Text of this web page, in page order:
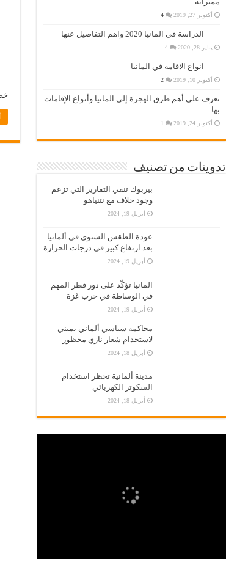
أكتوبر 27, 2019 4
الدراسة في المانيا 2020 واهم التفاصيل عنها
يناير 28, 2020 4
انواع الاقامة في المانيا
أكتوبر 10, 2019 2
تعرف على أهم طرق الهجرة إلى المانيا وأنواع الإقامات
بها
أكتوبر 24, 2019 1
تدوينات من تصنيف
بيربوك تنفي التقارير التي تزعم
وجود خلاف مع نتنياهو
أبريل 19, 2024
عودة الطقس الشتوي في ألمانيا
بعد ارتفاع كبير في درجات الحرارة
أبريل 19, 2024
المانيا تؤكّد على دور قطر المهم
في الوساطة في حرب غزة
أبريل 19, 2024
محاكمة سياسي ألماني يميني
لاستخدام شعار نازي محظور
أبريل 18, 2024
مدينة ألمانية تحظر استخدام
السكوتر الكهربائي
أبريل 18, 2024